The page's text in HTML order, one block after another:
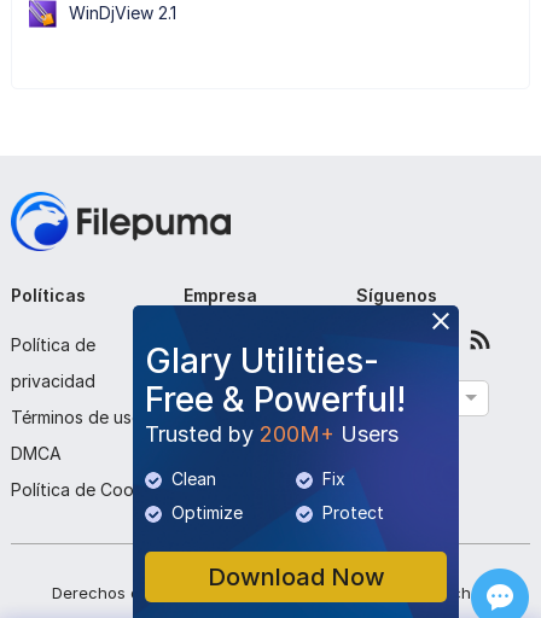
WinDjView 2.1
Glary Utilities-
Free & Powerful!
Trusted by 200M+ Users
Clean
Fix
Optimize
Protect
Download Now
Políticas
Política de
privacidad
Términos de uso
DMCA
Política de Cookies
Empresa
Sobre nosotros
Contáctenos
Enviar programa
Síguenos
Español
Derechos de autor © . Todos los derechos